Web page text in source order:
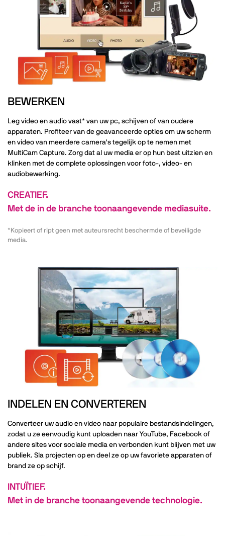
BEWERKEN
Leg video en audio vast* van uw pc, schijven of van oudere
apparaten. Profiteer van de geavanceerde opties om uw scherm
en video van meerdere camera's tegelijk op te nemen met
MultiCam Capture. Zorg dat al uw media er op hun best uitzien en
klinken met de complete oplossingen voor foto-, video- en
audiobewerking.
CREATIEF.
Met de in de branche toonaangevende mediasuite.
*Kopieert of ript geen met auteursrecht beschermde of beveiligde
media.
INDELEN EN CONVERTEREN
Converteer uw audio en video naar populaire bestandsindelingen,
zodat u ze eenvoudig kunt uploaden naar YouTube, Facebook of
andere sites voor sociale media en verbonden kunt blijven met uw
publiek. Sla projecten op en deel ze op uw favoriete apparaten of
brand ze op schijf.
INTUÏTIEF.
Met in de branche toonaangevende technologie.